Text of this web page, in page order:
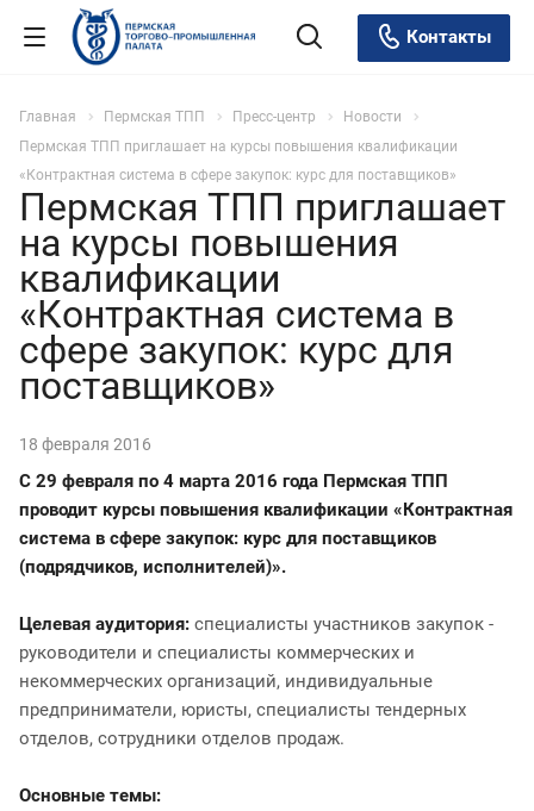
Контакты
Главная Пермская ТПП Пресс-центр
Новости
Пермская ТПП приглашает на курсы повышения квалификации
«Контрактная система в сфере закупок: курс для поставщиков»
Пермская ТПП приглашает
на курсы повышения
квалификации
«Контрактная система в
сфере закупок: курс для
поставщиков»
18 февраля 2016
С 29 февраля по 4 марта 2016 года Пермская ТПП
проводит курсы повышения квалификации «Контрактная
система в сфере закупок: курс для поставщиков
(подрядчиков, исполнителей)».
Целевая аудитория: специалисты участников закупок -
руководители и специалисты коммерческих и
некоммерческих организаций, индивидуальные
предприниматели, юристы, специалисты тендерных
отделов, сотрудники отделов продаж.
Основные темы: